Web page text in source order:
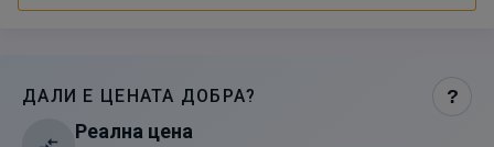
ДАЛИ Е ЦЕНАТА ДОБРА? ?
Реална цена